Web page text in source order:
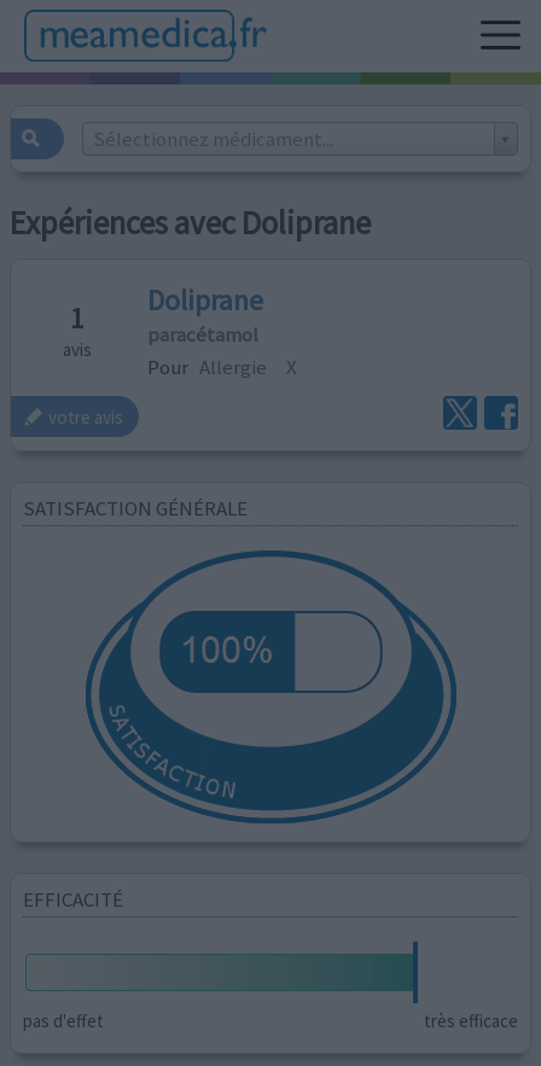
Sélectionnez médicament...
Expériences avec Doliprane
1
avis
Doliprane
paracétamol
Pour Allergie X
votre avis
SATISFACTION GÉNÉRALE
EFFICACITÉ
pas d'effet très efficace